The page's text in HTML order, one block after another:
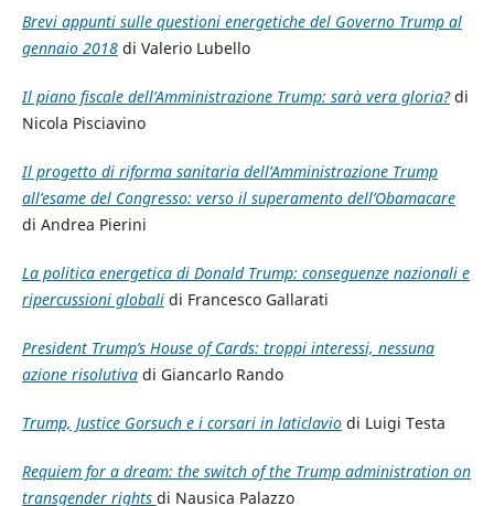
Brevi appunti sulle questioni energetiche del Governo Trump al
gennaio 2018 di Valerio Lubello
Il piano fiscale dell’Amministrazione Trump: sarà vera gloria?di
Nicola Pisciavino
Il progetto di riforma sanitaria dell’Amministrazione Trump
all’esame del Congresso: verso il superamento dell’Obamacare
di Andrea Pierini
La politica energetica di Donald Trump: conseguenze nazionali e
ripercussioni globalidi Francesco Gallarati
President Trump’s House of Cards: troppi interessi, nessuna
azione risolutivadi Giancarlo Rando
Trump, Justice Gorsuch e i corsari in laticlaviodi Luigi Testa
Requiem for a dream: the switch of the Trump administration on
transgender rights di Nausica Palazzo